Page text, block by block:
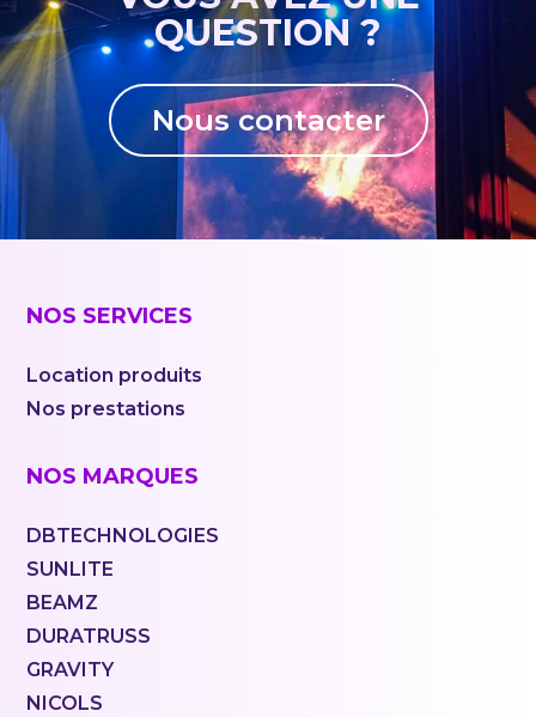
QUESTION ?
Nous contacter
NOS SERVICES
Location produits
Nos prestations
NOS MARQUES
DBTECHNOLOGIES
SUNLITE
BEAMZ
DURATRUSS
GRAVITY
NICOLS